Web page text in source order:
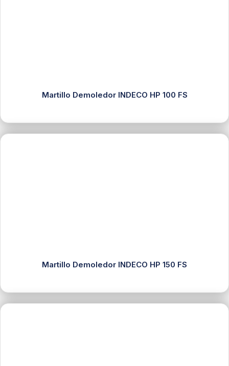
Martillo Demoledor INDECO HP 100 FS
Martillo Demoledor INDECO HP 150 FS